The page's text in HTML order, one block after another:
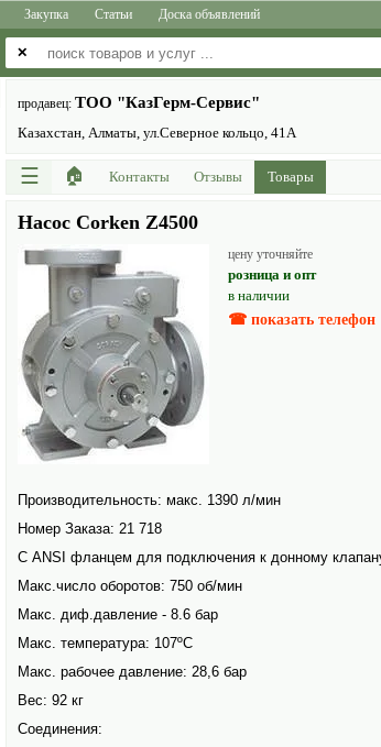
Закупка Статьи Доска объявлений
✕
продавец: ТОО "КазГерм-Сервис"
Казахстан, Алматы, ул.Северное кольцо, 41А
☰ 🏠 Контакты Отзывы Товары
Насос Corken Z4500
цену уточняйте
розница и опт
в наличии
☎ показать телефон
Производительность: макс. 1390 л/мин
Номер Заказа: 21 718
С ANSI фланцем для подключения к донному
Макс.число оборотов: 750 об/мин
Макс. диф.давление - 8.6 бар
Макс. температура: 107ºС
Макс. рабочее давление: 28,6 бар
Вес: 92 кг
Соединения: